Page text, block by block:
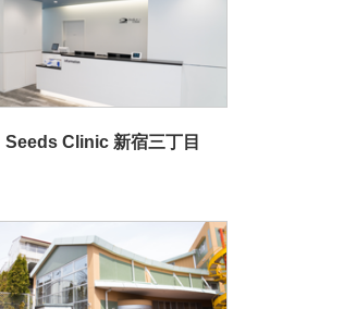
Seeds Clinic 新宿三丁目